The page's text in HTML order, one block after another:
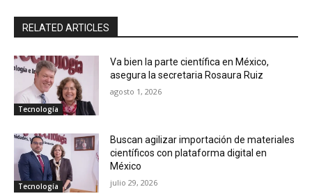
RELATED ARTICLES
Tecnología
Va bien la parte científica en México,
asegura la secretaria Rosaura Ruiz
agosto 1, 2026
Tecnología
Buscan agilizar importación de materiales
científicos con plataforma digital en
México
julio 29, 2026